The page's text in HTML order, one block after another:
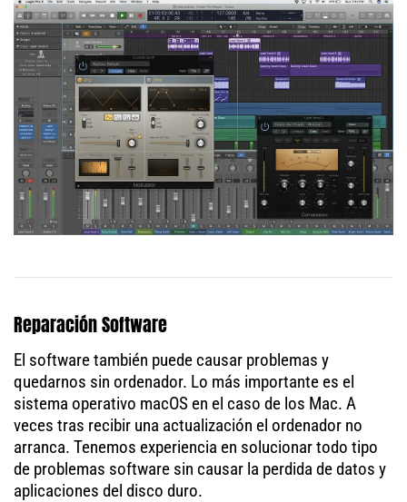
Reparación Software
El software también puede causar problemas y
quedarnos sin ordenador. Lo más importante es el
sistema operativo macOS en el caso de los Mac. A
veces tras recibir una actualización el ordenador no
arranca. Tenemos experiencia en solucionar todo tipo
de problemas software sin causar la perdida de datos y
aplicaciones del disco duro.